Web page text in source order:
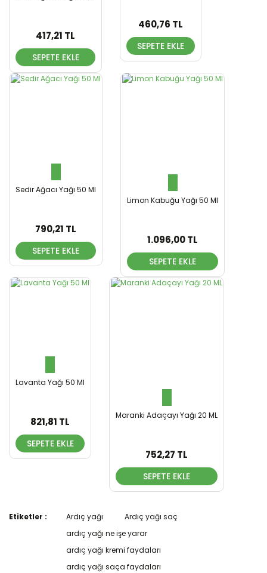
417,21 TL
SEPETE EKLE
460,76 TL
SEPETE EKLE
Sedir Ağacı Yağı 50 Ml
790,21 TL
SEPETE EKLE
Limon Kabuğu Yağı 50 Ml
1.096,00 TL
SEPETE EKLE
Lavanta Yağı 50 Ml
821,81 TL
SEPETE EKLE
Maranki Adaçayı Yağı 20 ML
752,27 TL
SEPETE EKLE
Etiketler : Ardıç yağı
Ardıç yağı saç
ardıç yağı ne işe yarar
ardıç yağı kremi faydaları
ardıç yağı saça faydaları